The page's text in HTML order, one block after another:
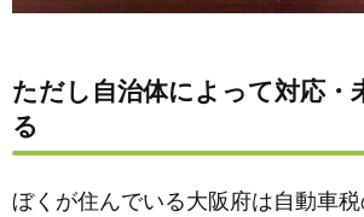
ただし自治体によって対応・
る
ぼくが住んでいる大阪府は自動車